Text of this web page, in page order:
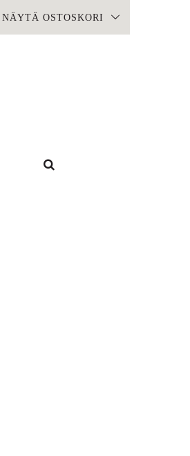
NÄYTÄ OSTOSKORI